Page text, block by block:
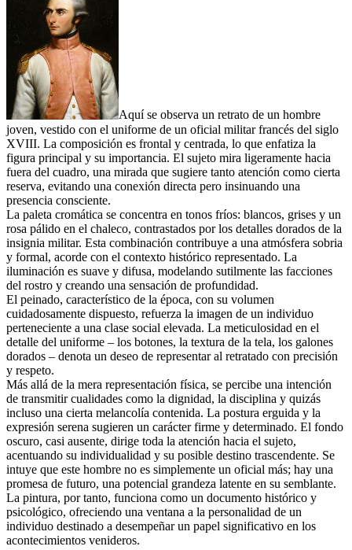
Aquí se observa un retrato de un hombre
joven, vestido con el uniforme de un oficial militar francés del siglo
XVIII. La composición es frontal y centrada, lo que enfatiza la
figura principal y su importancia. El sujeto mira ligeramente hacia
fuera del cuadro, una mirada que sugiere tanto atención como cierta
reserva, evitando una conexión directa pero insinuando una
presencia consciente.
La paleta cromática se concentra en tonos fríos: blancos, grises y un
rosa pálido en el chaleco, contrastados por los detalles dorados de la
insignia militar. Esta combinación contribuye a una atmósfera sobria
y formal, acorde con el contexto histórico representado. La
iluminación es suave y difusa, modelando sutilmente las facciones
del rostro y creando una sensación de profundidad.
El peinado, característico de la época, con su volumen
cuidadosamente dispuesto, refuerza la imagen de un individuo
perteneciente a una clase social elevada. La meticulosidad en el
detalle del uniforme – los botones, la textura de la tela, los galones
dorados – denota un deseo de representar al retratado con precisión
y respeto.
Más allá de la mera representación física, se percibe una intención
de transmitir cualidades como la dignidad, la disciplina y quizás
incluso una cierta melancolía contenida. La postura erguida y la
expresión serena sugieren un carácter firme y determinado. El fondo
oscuro, casi ausente, dirige toda la atención hacia el sujeto,
acentuando su individualidad y su posible destino trascendente. Se
intuye que este hombre no es simplemente un oficial más; hay una
promesa de futuro, una potencial grandeza latente en su semblante.
La pintura, por tanto, funciona como un documento histórico y
psicológico, ofreciendo una ventana a la personalidad de un
individuo destinado a desempeñar un papel significativo en los
acontecimientos venideros.